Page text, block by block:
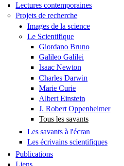
Lectures contemporaines
Projets de recherche
Images de la science
Le Scientifique
Giordano Bruno
Galileo Galilei
Isaac Newton
Charles Darwin
Marie Curie
Albert Einstein
J. Robert Oppenheimer
Tous les savants
Les savants à l'écran
Les écrivains scientifiques
Publications
Liens